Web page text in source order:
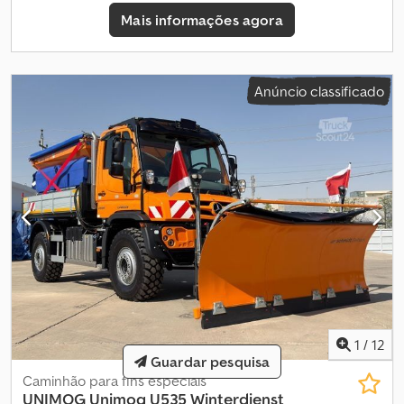
do veículo/Vehicle: 11926----Salvo erros e omissões----
Publicidade e outros elementos gráficos foram removidos
digitalmente.-----Teremos todo o prazer em auxiliá-lo em todos os
informar-nos sobre os seus desejos e sugestões e nós trataremos
do assunto. Entre outros serviços, podemos oferecer-lhe,
mediante um custo adicional, os seguintes serviços:----Avaliação
do seu veículo antigoInspeção técnica (TÜV/SP)Gestão completa
da exportaçãoIntermediação de financiamentosSolicitação de
matrícula de exportaçãoTransporte de veículosRegisto de
veículosServiços de reboque e transporte de veículos----A SUA
EQUIPE VTS
Mais informações agora
Anúncio classificado
1 / 12
Caminhão para fins especiais
UNIMOG Unimog U535 Winterdienst
Guardar pesquisa